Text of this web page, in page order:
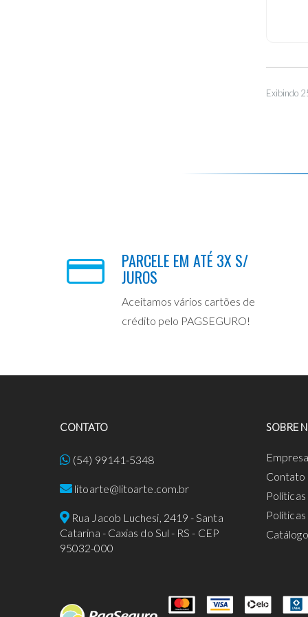
Exibindo
PARCELE EM ATÉ 3X S/
JUROS
Aceitamos vários cartões de
crédito pelo PAGSEGURO!
CONTATO
(54) 99141-5348
litoarte@litoarte.com.br
Rua Jacob Luchesi, 2419 - Santa
Catarina - Caxias do Sul - RS - CEP
95032-000
SOBRE
Contato